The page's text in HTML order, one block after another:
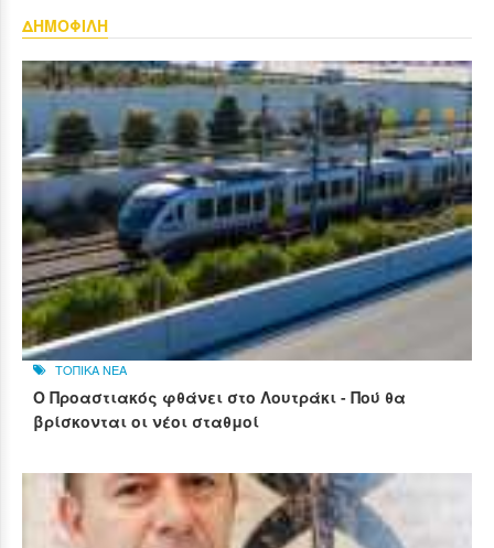
ΔΗΜΟΦΙΛΗ
ΤΟΠΙΚΑ ΝΕΑ
Ο Προαστιακός φθάνει στο Λουτράκι - Πού θα
βρίσκονται οι νέοι σταθμοί